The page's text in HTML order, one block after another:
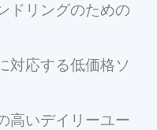
ドリングのための
対応する低価格ソ
高いデイリーユー